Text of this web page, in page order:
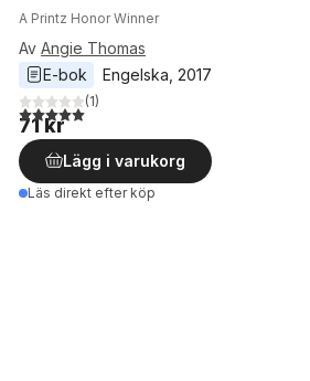
A Printz Honor Winner
Av Angie Thomas
E-bok
Engelska 2017
5,0utav 5 stjärnor. Totalt antal röster:
(1)
71 kr
Lägg i varukorg
Läs direkt efter köp